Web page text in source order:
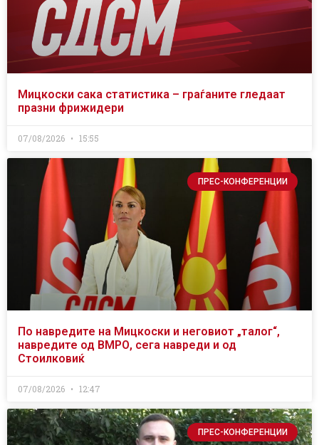
Мицкоски сака статистика – граѓаните гледаат
празни фрижидери
07/08/2026 15:55
ПРЕС-КОНФЕРЕНЦИИ
По навредите на Мицкоски и неговиот „талог“,
навредите од ВМРО, сега навреди и од
Стоилковиќ
07/08/2026 12:47
ПРЕС-КОНФЕРЕНЦИИ